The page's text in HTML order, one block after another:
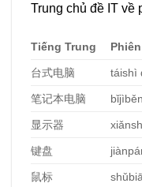
Trung chủ đề IT về
Tiếng Trung
台式电脑 táishì
笔记本电脑
显示器
键盘
鼠标